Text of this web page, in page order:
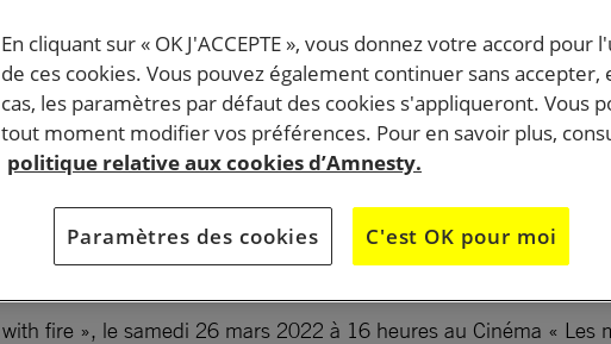
fire », le samedi 26 mars 2022 à 16 heures au Cinéma « Les
En cliquant sur « OK J'ACCEPTE », vous donnez votre accord pour
de ces cookies. Vous pouvez également continuer sans accepter,
cas, les paramètres par défaut des cookies s'appliqueront. Vous
tout moment modifier vos préférences. Pour en savoir plus,
politique relative aux cookies d’Amnesty.
Paramètres des cookies C'est OK pour moi